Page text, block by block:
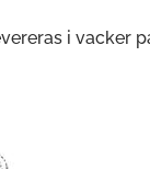
i vacker